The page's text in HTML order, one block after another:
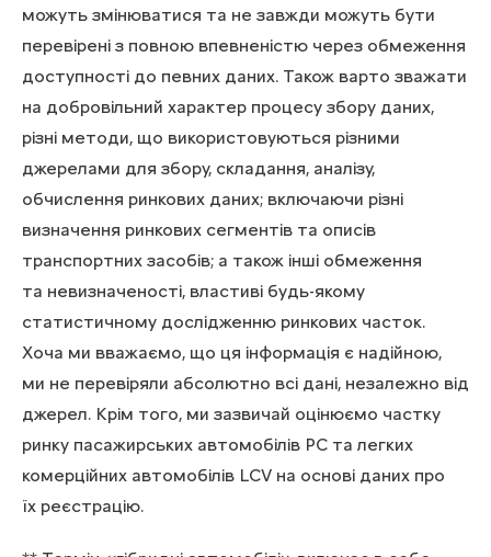
можуть змінюватися та не завжди можуть бути
перевірені з повною впевненістю через обмеження
доступності до певних даних. Також варто зважати
на добровільний характер процесу збору даних,
різні методи, що використовуються різними
джерелами для збору, складання, аналізу,
обчислення ринкових даних; включаючи різні
визначення ринкових сегментів та описів
транспортних засобів; а також інші обмеження
та невизначеності, властиві будь-якому
статистичному дослідженню ринкових часток.
Хоча ми вважаємо, що ця інформація є надійною,
ми не перевіряли абсолютно всі дані, незалежно від
джерел. Крім того, ми зазвичай оцінюємо частку
ринку пасажирських автомобілів PC та легких
комерційних автомобілів LCV на основі даних про
їх реєстрацію.